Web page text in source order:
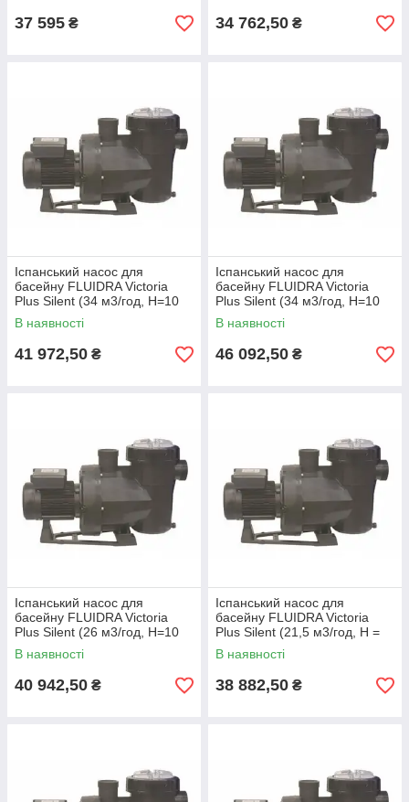
37 595 ₴ 34 762,50 ₴
Іспанський насос для
басейну FLUIDRA Victoria
Plus Silent (34 м3/год, Н=10
м), P=2,2 кВт, 230/400В
В наявності
41 972,50 ₴
Іспанський насос для
басейну FLUIDRA Victoria
Plus Silent (34 м3/год, Н=10
м), P=2,2 кВт, 230 В
В наявності
46 092,50 ₴
Іспанський насос для
басейну FLUIDRA Victoria
Plus Silent (26 м3/год, Н=10
м), P=1,46 кВт, 230/400В
В наявності
40 942,50 ₴
Іспанський насос для
басейну FLUIDRA Victoria
Plus Silent (21,5 м3/год, Н =
10 м), P=1,1 кВт, 230/400В
В наявності
38 882,50 ₴